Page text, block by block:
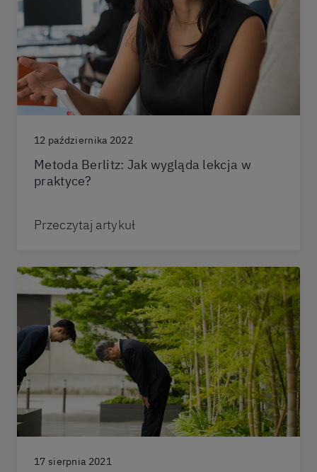
12 października 2022
Metoda Berlitz: Jak wygląda lekcja w
praktyce?
Przeczytaj artykuł
17 sierpnia 2021